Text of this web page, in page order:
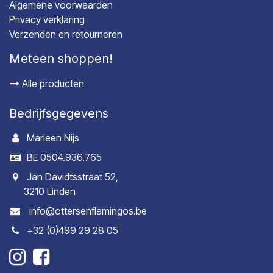
Algemene voorwaarden
Privacy verklaring
Verzenden en retourneren
Meteen shoppen!
Alle producten
Bedrijfsgegevens
Marleen Nijs
BE 0504.936.765
Jan Davidtsstraat 52,
3210 Linden
info@ottersenflamingos.be
+32 (0)499 29 28 05